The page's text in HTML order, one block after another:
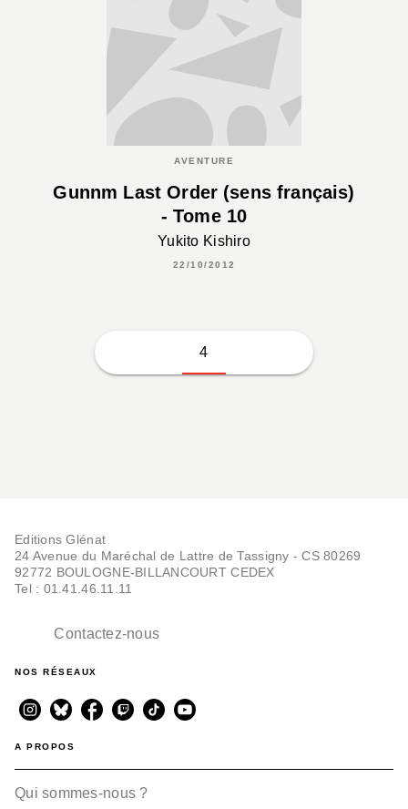
AVENTURE
Gunnm Last Order (sens français)
- Tome 10
Yukito Kishiro
22/10/2012
4
Editions Glénat
24 Avenue du Maréchal de Lattre de Tassigny - CS 80269
92772 BOULOGNE-BILLANCOURT CEDEX
Tel : 01.41.46.11.11
Contactez-nous
NOS RÉSEAUX
A PROPOS
Qui sommes-nous ?